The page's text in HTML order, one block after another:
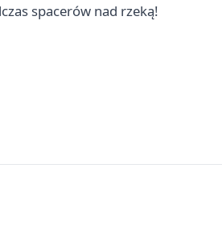
spacerów nad rzeką!